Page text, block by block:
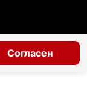
Согласен